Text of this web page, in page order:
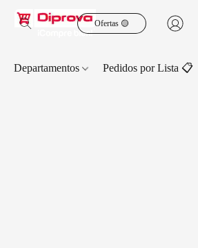
Ofertas 🟡
Departamentos Pedidos por Lista 📋